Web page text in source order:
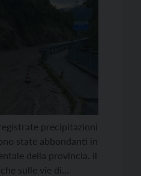
precipitazioni
state abbondanti in
della provincia. Il
sulle vie di